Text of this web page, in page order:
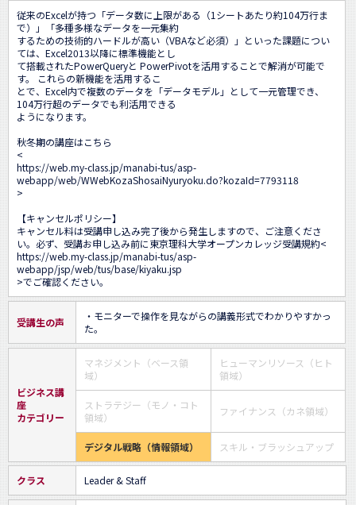
従来のExcelが持つ「データ数に上限がある（1シートあたり約104万行ま
で）」「多種多様なデータを一元集約
するための技術的ハードルが高い（VBAなど必須）」といった課題につい
ては、Excel2013以降に標準機能とし
て搭載されたPowerQueryと PowerPivotを活用することで解消が可能で
す。 これらの新機能を活用するこ
とで、Excel内で複数のデータを「データモデル」として一元管理でき、
104万行超のデータでも利活用できる
ようになります。
秋冬期の講座はこちら
<
https://web.my-class.jp/manabi-tus/asp-
webapp/web/WWebKozaShosaiNyuryoku.do?kozaId=7793118
>
【キャンセルポリシー】
キャンセル料は受講申し込み完了後から発生しますので、ご注意くださ
い。必ず、受講お申し込み前に東京理科大学オープンカレッジ受講規約<
https://web.my-class.jp/manabi-tus/asp-
webapp/jsp/web/tus/base/kiyaku.jsp
>でご確認ください。
受講生の声
・モニターで操作を見ながらの講義形式でわかりやすかっ
た。
ビジネス講
座
カテゴリー
マネジメント（ベース領
域）
ヒューマンリソース（ヒト
領域）
ストラテジー（モノ・コト
領域）
ファイナンス（カネ領域）
デジタル戦略（情報領域） スキル・ブラッシュアップ
クラス Leader & Staff